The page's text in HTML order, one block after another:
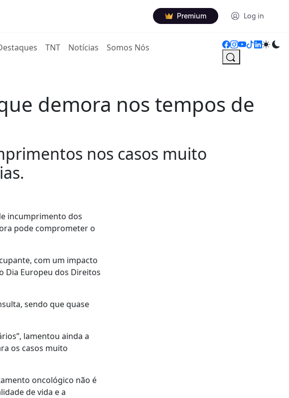
Premium Log in
TNT Notícias Somos Nós
demora nos tempos de
nos casos muito
incumprimento dos
pode comprometer o
com um impacto
Dia Europeu dos Direitos
sendo que quase
lamentou ainda a
os casos muito
oncológico não é
de vida e a